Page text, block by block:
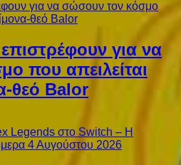
για να
που απειλείται
θεό Balor